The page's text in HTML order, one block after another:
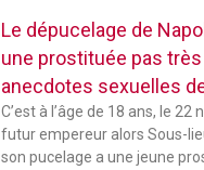
Le dépucelage de
une prostituée pas
anecdotes sexuelles
C’est à l’âge de 18 ans, le
futur empereur alors Sous-
son pucelage a une jeune